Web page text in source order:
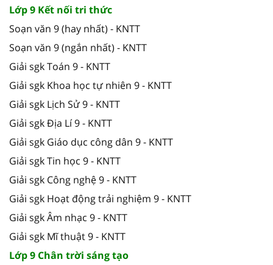
Lớp 9 Kết nối tri thức
Soạn văn 9 (hay nhất) - KNTT
Soạn văn 9 (ngắn nhất) - KNTT
Giải sgk Toán 9 - KNTT
Giải sgk Khoa học tự nhiên 9 - KNTT
Giải sgk Lịch Sử 9 - KNTT
Giải sgk Địa Lí 9 - KNTT
Giải sgk Giáo dục công dân 9 - KNTT
Giải sgk Tin học 9 - KNTT
Giải sgk Công nghệ 9 - KNTT
Giải sgk Hoạt động trải nghiệm 9 - KNTT
Giải sgk Âm nhạc 9 - KNTT
Giải sgk Mĩ thuật 9 - KNTT
Lớp 9 Chân trời sáng tạo